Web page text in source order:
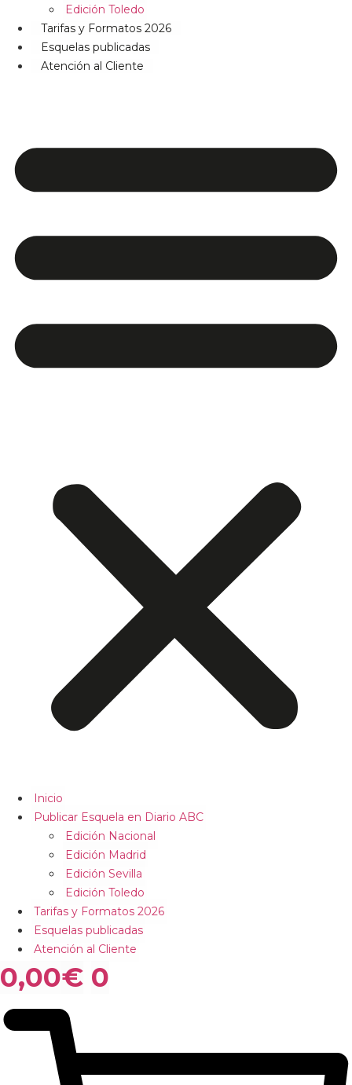
Edición Toledo
Tarifas y Formatos 2026
Esquelas publicadas
Atención al Cliente
Inicio
Publicar Esquela en Diario ABC
Edición Nacional
Edición Madrid
Edición Sevilla
Edición Toledo
Tarifas y Formatos 2026
Esquelas publicadas
Atención al Cliente
0,00€ 0